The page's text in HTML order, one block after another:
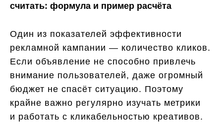
считать: формула и пример расчёта
Один из показателей эффективности
рекламной кампании — количество кликов.
Если объявление не способно привлечь
внимание пользователей, даже огромный
бюджет не спасёт ситуацию. Поэтому
крайне важно регулярно изучать метрики
и работать с кликабельностью креативов.